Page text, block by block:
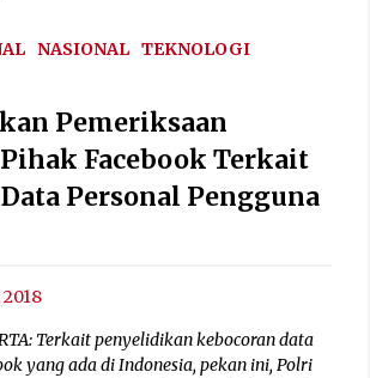
NASIONAL TEKNOLOGI
Pemeriksaan
Facebook Terkait
Personal Pengguna
Terkait penyelidikan kebocoran data
yang ada di Indonesia, pekan ini, Polri